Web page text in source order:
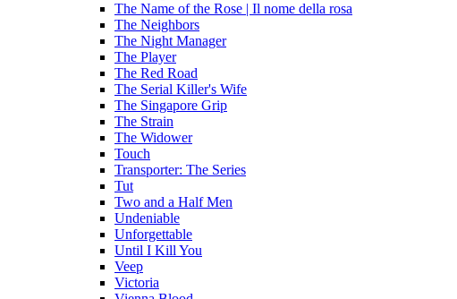
The Name of the Rose | Il nome della rosa
The Neighbors
The Night Manager
The Player
The Red Road
The Serial Killer's Wife
The Singapore Grip
The Strain
The Widower
Touch
Transporter: The Series
Tut
Two and a Half Men
Undeniable
Unforgettable
Until I Kill You
Veep
Victoria